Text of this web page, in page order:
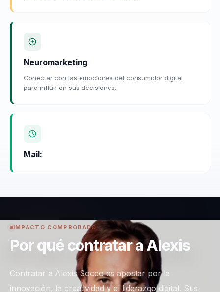
Neuromarketing
Conectar con las emociones del consumidor digital
para influir en sus decisiones.
Mail:
IMPACTO COMPROBADO
Por qué contratar a Alexis
Contratar a Alexis Socco es apostar por la
innovación, la creatividad y el liderazgo digital. Sus